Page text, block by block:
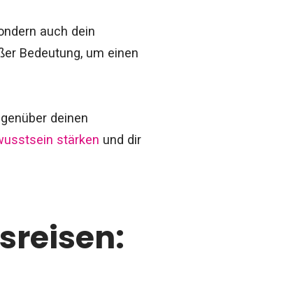
auch dein
Bedeutung, um einen
deinen
stärken und dir